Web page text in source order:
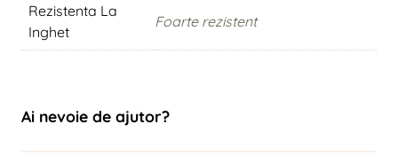
Rezistenta La
Inghet
Foarte rezistent
Ai nevoie de ajutor?